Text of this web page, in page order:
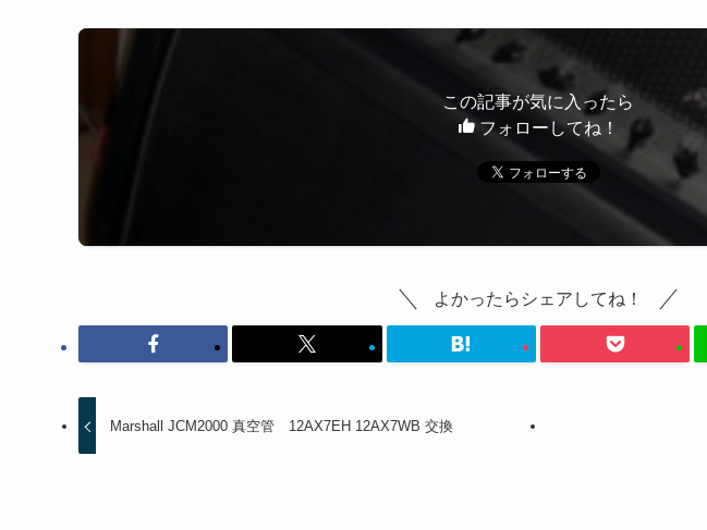
この記事が気に入ったら
フォローしてね！
よかったらシェアしてね！
Marshall JCM2000 真空管 12AX7EH 12AX7WB 交換